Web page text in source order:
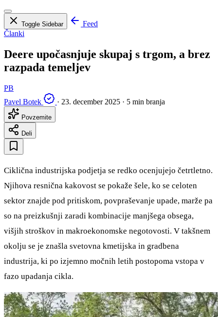
Toggle Sidebar
Feed
Članki
Deere upočasnjuje skupaj s trgom, a brez
razpada temeljev
PB
Pavel Botek
· 23. december 2025 · 5 min branja
Povzemite
Deli
Ciklična industrijska podjetja se redko ocenjujejo četrtletno.
Njihova resnična kakovost se pokaže šele, ko se celoten
sektor znajde pod pritiskom, povpraševanje upade, marže pa
so na preizkušnji zaradi kombinacije manjšega obsega,
višjih stroškov in makroekonomske negotovosti. V takšnem
okolju se je znašla svetovna kmetijska in gradbena
industrija, ki po izjemno močnih letih postopoma vstopa v
fazo upadanja cikla.